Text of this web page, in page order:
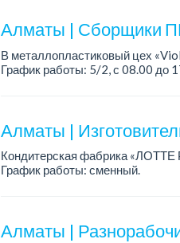
Алматы | Сборщики
В металлопластиковый цех
График работы: 5/2, с 08.00 до
Алматы |
Кондитерская фабрика «ЛОТТЕ
График работы: сменный.
Алматы |